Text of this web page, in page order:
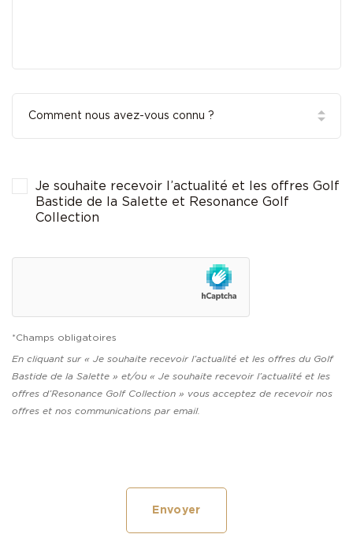
Je souhaite recevoir l’actualité et les offres Golf
Bastide de la Salette et Resonance Golf
Collection
*Champs obligatoires
En cliquant sur « Je souhaite recevoir l’actualité et les offres du Golf
Bastide de la Salette » et/ou « Je souhaite recevoir l’actualité et les
offres d’Resonance Golf Collection » vous acceptez de recevoir nos
offres et nos communications par email.